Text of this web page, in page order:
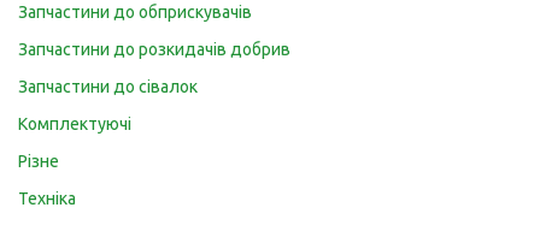
Запчастини до обприскувачів
Запчастини до розкидачів добрив
Запчастини до сівалок
Комплектуючі
Різне
Техніка